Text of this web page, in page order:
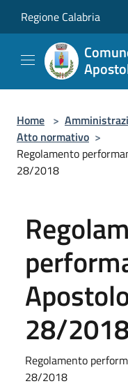
Regione Calabria
Home >
Atto normativo >
Regolamento
28/2018
28/
Regolamento
28/2018